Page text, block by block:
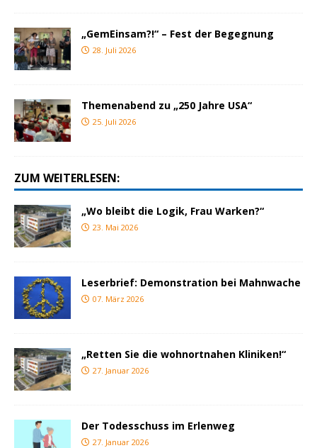
„GemEinsam?!“ – Fest der Begegnung
28. Juli 2026
Themenabend zu „250 Jahre USA“
25. Juli 2026
ZUM WEITERLESEN:
„Wo bleibt die Logik, Frau Warken?“
23. Mai 2026
Leserbrief: Demonstration bei Mahnwache
07. März 2026
„Retten Sie die wohnortnahen Kliniken!“
27. Januar 2026
Der Todesschuss im Erlenweg
27. Januar 2026